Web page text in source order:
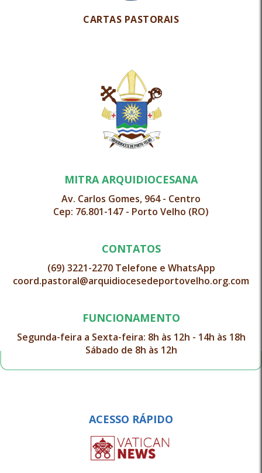
CARTAS PASTORAIS
MITRA ARQUIDIOCESANA
Av. Carlos Gomes, 964 - Centro
Cep: 76.801-147 - Porto Velho (RO)
CONTATOS
(69) 3221-2270 Telefone e WhatsApp
coord.pastoral@arquidiocesedeportovelho.org.com
FUNCIONAMENTO
Segunda-feira a Sexta-feira: 8h às 12h - 14h às 18h
Sábado de 8h às 12h
ACESSO RÁPIDO